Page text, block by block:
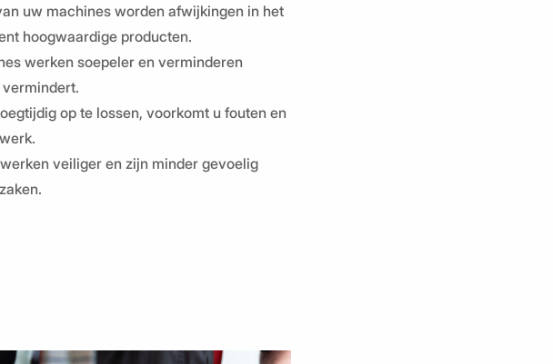
uw machines worden afwijkingen in het
hoogwaardige producten.
werken soepeler en verminderen
op te lossen, voorkomt u fouten en
veiliger en zijn minder gevoelig